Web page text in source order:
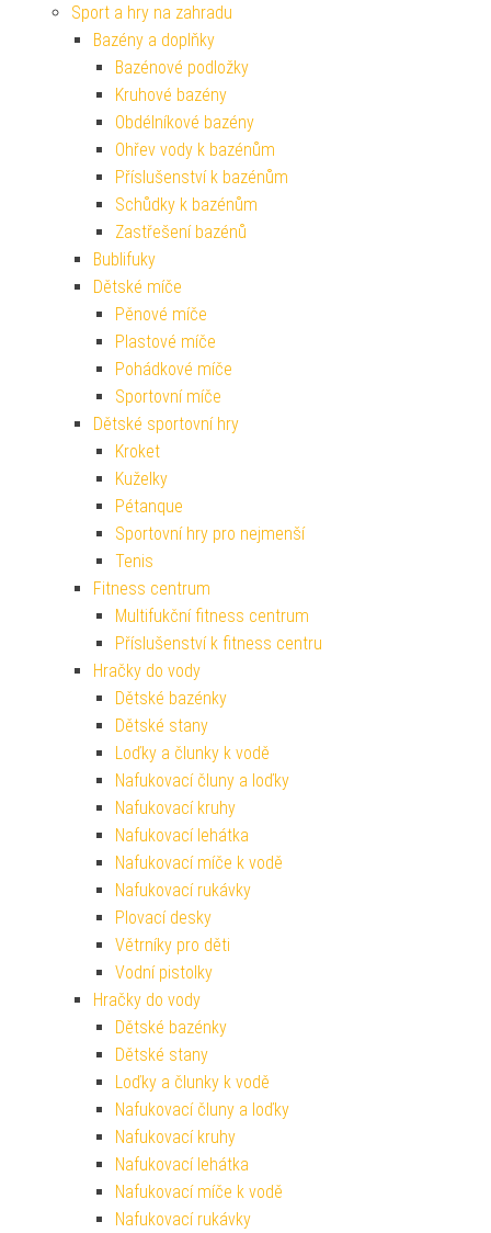
Sport a hry na zahradu
Bazény a doplňky
Bazénové podložky
Kruhové bazény
Obdélníkové bazény
Ohřev vody k bazénům
Příslušenství k bazénům
Schůdky k bazénům
Zastřešení bazénů
Bublifuky
Dětské míče
Pěnové míče
Plastové míče
Pohádkové míče
Sportovní míče
Dětské sportovní hry
Kroket
Kuželky
Pétanque
Sportovní hry pro nejmenší
Tenis
Fitness centrum
Multifukční fitness centrum
Příslušenství k fitness centru
Hračky do vody
Dětské bazénky
Dětské stany
Loďky a člunky k vodě
Nafukovací čluny a loďky
Nafukovací kruhy
Nafukovací lehátka
Nafukovací míče k vodě
Nafukovací rukávky
Plovací desky
Větrníky pro děti
Vodní pistolky
Hračky do vody
Dětské bazénky
Dětské stany
Loďky a člunky k vodě
Nafukovací čluny a loďky
Nafukovací kruhy
Nafukovací lehátka
Nafukovací míče k vodě
Nafukovací rukávky